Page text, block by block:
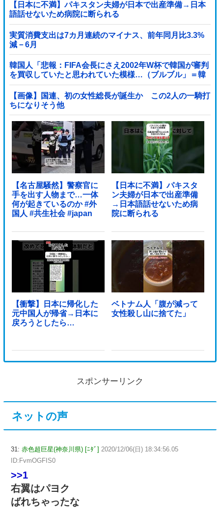
【日本に不満】パキスタン夫婦が日本で出産準備→日本
語話せないため病院に断られる
実質消費支出は7カ月連続のマイナス、前年同月比3.3%
減－6月
韓国人「悲報：FIFA会長にさえ2002年W杯で韓国が審判
を買収していたと思われていた模様…（ブルブル」＝韓
国の反応
【画像】国連、初の女性総長が誕生か この2人の一騎打
ちになりそう他
【名古屋騒然】警察官に
手を出す人物まで…一体
何が起きているのか #外
国人 #共生社会 #japan
【日本に不満】パキスタ
ン夫婦が日本で出産準備
→日本語話せないため病
院に断られる
【衝撃】日本に帰化した
元中国人が帰省→日本に
戻ろうとしたら…
ベトナム人「腹が減って
女性殺し山に捨てた」
スポンサーリンク
ネットの声
31: 赤色超巨星(神奈川県) [ﾆﾀﾞ] 2020/12/06(日) 18:34:56.05
ID:FvmOGFIS0
>>1
右翼はパヨク
ばれちゃったな